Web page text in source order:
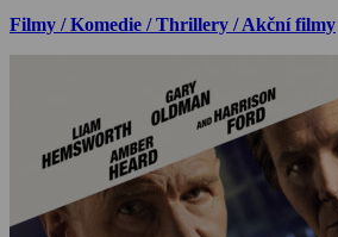
Filmy / Komedie / Thrillery / Akční filmy